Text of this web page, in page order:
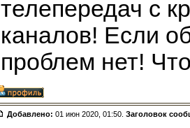
телепередач с
каналов! Если
проблем нет!
Добавлено: 01 июн 2020, 01:50. Заголовок